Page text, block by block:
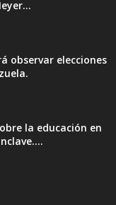
observar elecciones
la educación en